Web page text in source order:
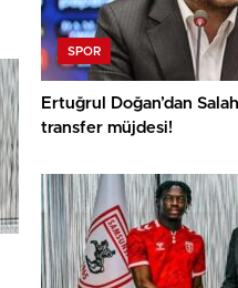
SPOR
Ertuğrul Doğan’dan
transfer müjdesi!